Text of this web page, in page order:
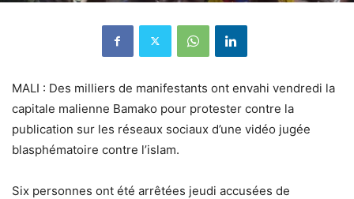
MALI : Des milliers de manifestants ont envahi vendredi la
capitale malienne Bamako pour protester contre la
publication sur les réseaux sociaux d’une vidéo jugée
blasphématoire contre l’islam.
Six personnes ont été arrêtées jeudi accusées de